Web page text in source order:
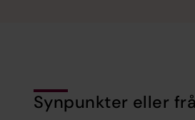
Synpunkter eller